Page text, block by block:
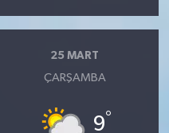
25 MART
ÇARŞAMBA
9°